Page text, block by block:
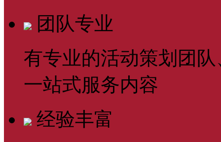
团队专业
有专业的活动策划团
一站式服务内容
经验丰富